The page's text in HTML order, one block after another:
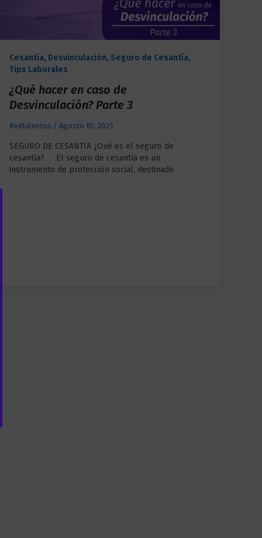
Cesantía, Desvinculación, Seguro de Cesantía,
Tips Laborales
¿Qué hacer en caso de
Desvinculación? Parte 3
Redtalentos / Agosto 10, 2021
SEGURO DE CESANTIA ¿Qué es el seguro de
cesantía? El seguro de cesantía es un
instrumento de protección social, destinado